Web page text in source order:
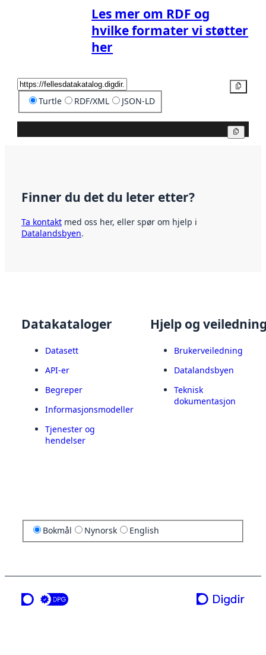
Les mer om RDF og
hvilke formater vi støtter
her
Turtle RDF/XML JSON-LD
Finner du det du leter etter?
Ta kontakt med oss her, eller spør om hjelp i
Datalandsbyen.
Datakataloger
Datasett
API-er
Begreper
Informasjonsmodeller
Tjenester og
hendelser
Hjelp og
Brukerveiledning
Datalandsbyen
Teknisk
dokumentasjon
Bokmål Nynorsk English